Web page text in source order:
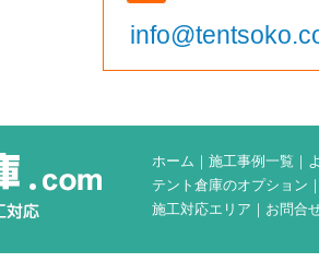
ホーム ｜ 施工事例一覧 ｜
テント倉庫のオプション
施工対応エリア ｜ お問合